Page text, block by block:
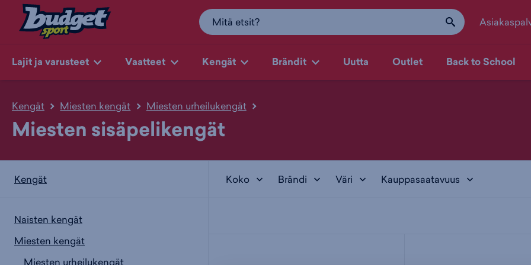
Lajit ja varusteet Vaatteet Kengät Brändit Uutta Outlet Back to School
Kengät Miesten kengät Miesten urheilukengät
Miesten sisäpelikengät
Kengät
Naisten kengät
Miesten kengät
Miesten urheilukengät
Koko Brändi Väri Kauppasaatavuus